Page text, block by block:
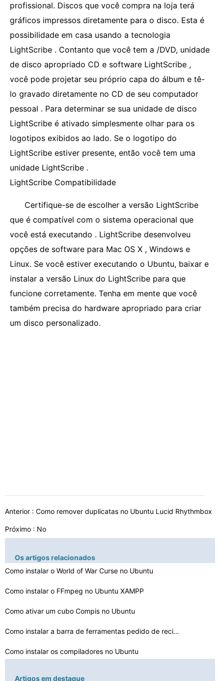
profissional. Discos que você compra na loja terá
gráficos impressos diretamente para o disco. Esta é
possibilidade em casa usando a tecnologia
LightScribe . Contanto que você tem a /DVD, unidade
de disco apropriado CD e software LightScribe ,
você pode projetar seu próprio capa do álbum e tê-
lo gravado diretamente no CD de seu computador
pessoal . Para determinar se sua unidade de disco
LightScribe é ativado simplesmente olhar para os
logotipos exibidos ao lado. Se o logotipo do
LightScribe estiver presente, então você tem uma
unidade LightScribe .
LightScribe Compatibilidade
Certifique-se de escolher a versão LightScribe
que é compatível com o sistema operacional que
você está executando . LightScribe desenvolveu
opções de software para Mac OS X , Windows e
Linux. Se você estiver executando o Ubuntu, baixar e
instalar a versão Linux do LightScribe para que
funcione corretamente. Tenha em mente que você
também precisa do hardware apropriado para criar
um disco personalizado.
Anterior : Como remover duplicatas no Ubuntu Lucid Rhythmbox
Próximo : No
Os artigos relacionados
Como instalar o World of War Curse no Ubuntu
Como instalar o FFmpeg no Ubuntu XAMPP
Como ativar um cubo Compis no Ubuntu
Como instalar a barra de ferramentas pedido de recibo T…
Como instalar os compiladores no Ubuntu
Artigos em destaque